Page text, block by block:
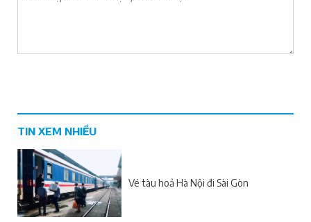
TIN XEM NHIỀU
Vé tàu hoả Hà Nội đi Sài Gòn